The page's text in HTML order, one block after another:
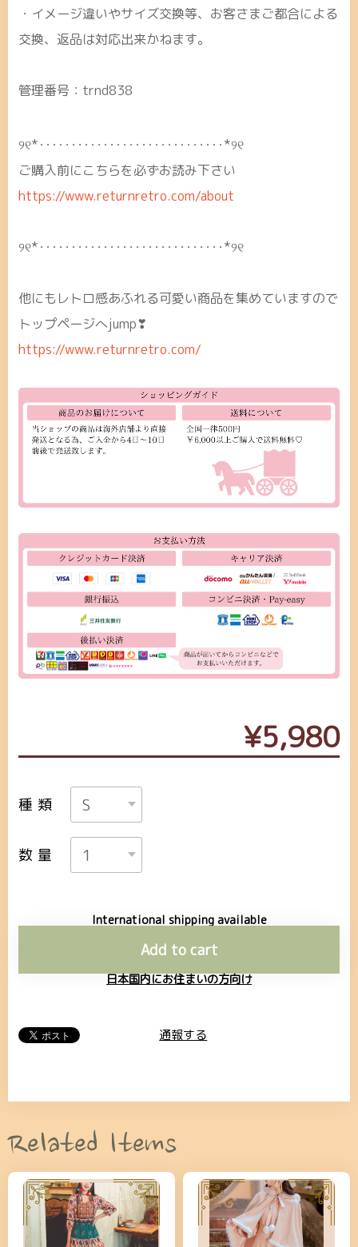
・イメージ違いやサイズ交換等、お客さまご都合による
交換、返品は対応出来かねます。
管理番号：trnd838
୨୧*･････････････････････････････*୨୧
ご購入前にこちらを必ずお読み下さい
https://www.returnretro.com/about
୨୧*･････････････････････････････*୨୧
他にもレトロ感あふれる可愛い商品を集めていますので
トップページへjump❣
https://www.returnretro.com/
¥5,980
種類
数量
International shipping available
Add to cart
日本国内にお住まいの方向け
通報する
Related Items